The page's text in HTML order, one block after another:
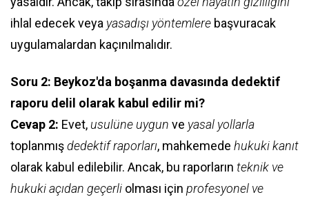
ihlal edecek veya yasadışı yöntemlere başvuracak
uygulamalardan kaçınılmalıdır.
Soru 2: Beykoz'da boşanma davasında dedektif
raporu delil olarak kabul edilir mi?
Cevap 2: Evet, usulüne uygun ve yasal yollarla
toplanmışdedektif raporları, mahkemede hukuki kanıt
olarak kabul edilebilir. Ancak, bu raporların teknik ve
hukuki açıdan geçerli olması için profesyonel ve